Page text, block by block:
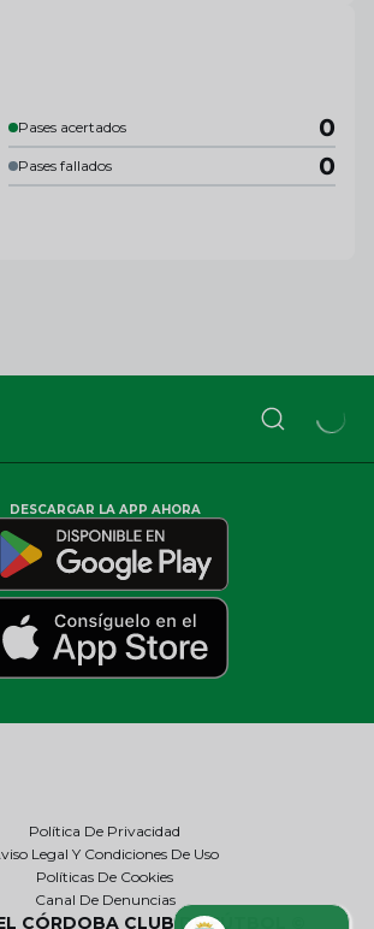
Pases acertados 0
Pases fallados 0
DESCARGAR LA APP AHORA
Política De Privacidad
Legal Y Condiciones De Uso
Políticas De Cookies
Canal De Denuncias
CÓRDOBA CLUB DE FÚTBOL ©